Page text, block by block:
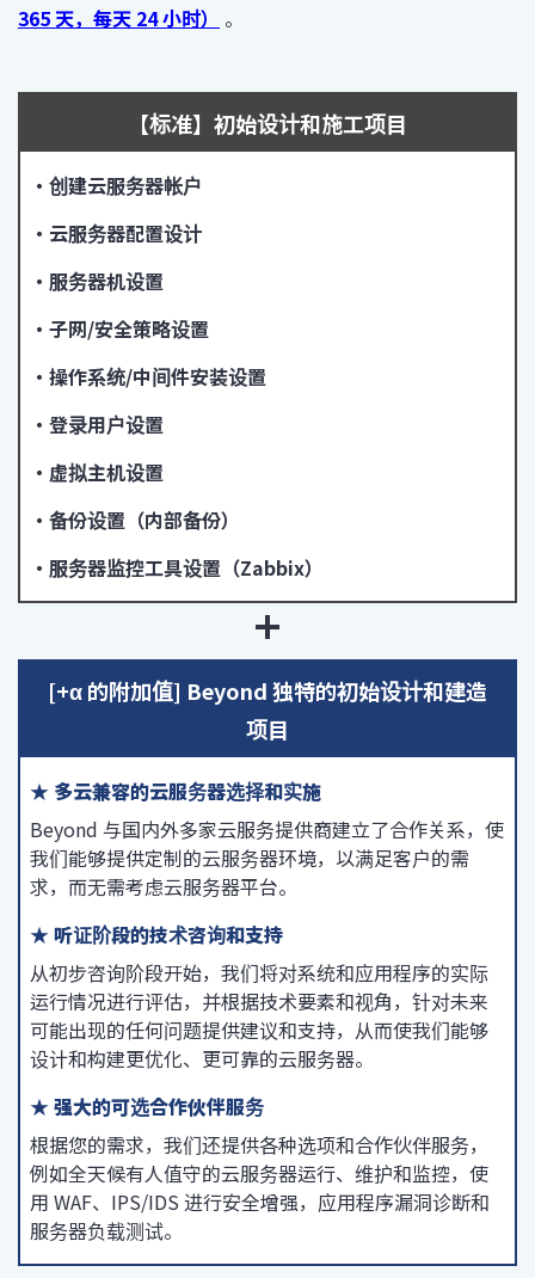
365 天，每天 24 小时）
。
【标准】初始设计和施工项目
・创建云服务器帐户
・云服务器配置设计
・服务器机设置
・子网/安全策略设置
・操作系统/中间件安装设置
・登录用户设置
・虚拟主机设置
・备份设置（内部备份）
・服务器监控工具设置（Zabbix）
[+α 的附加值] Beyond 独特的初始设计和建造
项目
★ 多云兼容的云服务器选择和实施
Beyond 与国内外多家云服务提供商建立了合作关系，使
我们能够提供定制的云服务器环境，以满足客户的需
求，而无需考虑云服务器平台。
★ 听证阶段的技术咨询和支持
从初步咨询阶段开始，我们将对系统和应用程序的实际
运行情况进行评估，并根据技术要素和视角，针对未来
可能出现的任何问题提供建议和支持，从而使我们能够
设计和构建更优化、更可靠的云服务器。
★ 强大的可选合作伙伴服务
根据您的需求，我们还提供各种选项和合作伙伴服务，
例如全天候有人值守的云服务器运行、维护和监控，使
用 WAF、IPS/IDS 进行安全增强，应用程序漏洞诊断和
服务器负载测试。